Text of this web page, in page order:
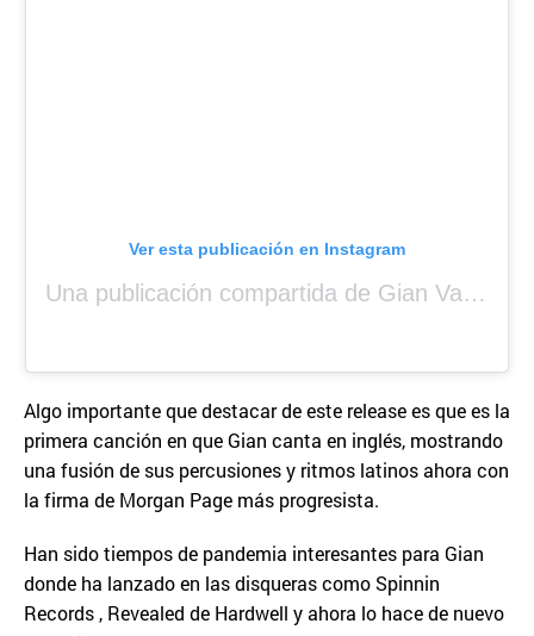
Ver esta publicación en Instagram
Una publicación compartida de Gian Varela (@gianvarela)
Algo importante que destacar de este release es que es la
primera canción en que Gian canta en inglés, mostrando
una fusión de sus percusiones y ritmos latinos ahora con
la firma de Morgan Page más progresista.
Han sido tiempos de pandemia interesantes para Gian
donde ha lanzado en las disqueras como Spinnin
Records , Revealed de Hardwell y ahora lo hace de nuevo